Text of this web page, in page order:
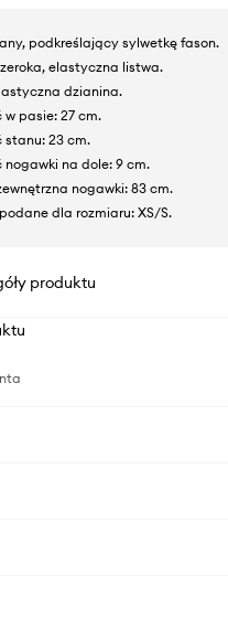
podkreślający sylwetkę fason.
elastyczna listwa.
dzianina.
w pasie: 27 cm.
stanu: 23 cm.
nogawki na dole: 9 cm.
nogawki: 83 cm.
dla rozmiaru: XS/S.
produktu